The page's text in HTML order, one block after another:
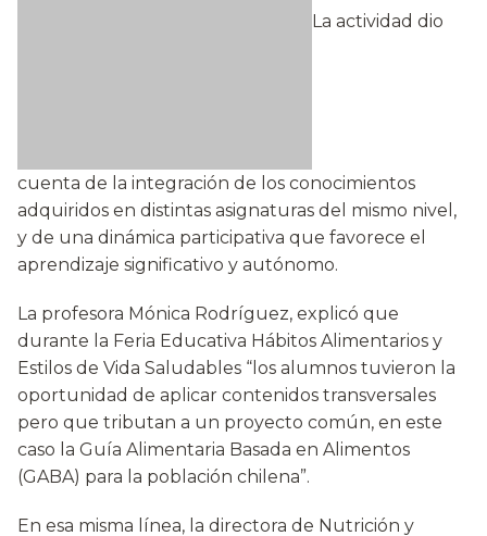
La actividad dio
cuenta de la integración de los conocimientos
adquiridos en distintas asignaturas del mismo nivel,
y de una dinámica participativa que favorece el
aprendizaje significativo y autónomo.
La profesora Mónica Rodríguez, explicó que
durante la Feria Educativa Hábitos Alimentarios y
Estilos de Vida Saludables “los alumnos tuvieron la
oportunidad de aplicar contenidos transversales
pero que tributan a un proyecto común, en este
caso la Guía Alimentaria Basada en Alimentos
(GABA) para la población chilena”.
En esa misma línea, la directora de Nutrición y